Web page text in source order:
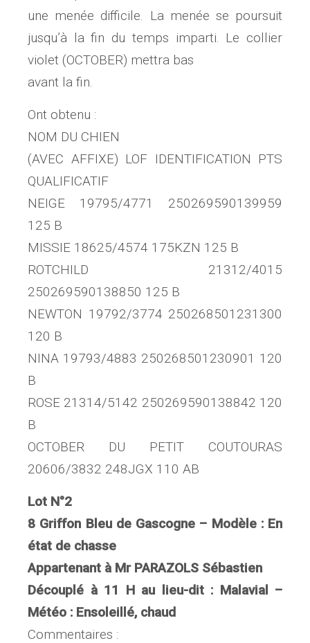
une menée difficile. La menée se poursuit
jusqu’à la fin du temps imparti. Le collier
violet (OCTOBER) mettra bas
avant la fin.
Ont obtenu :
NOM DU CHIEN
(AVEC AFFIXE) LOF IDENTIFICATION PTS
QUALIFICATIF
NEIGE 19795/4771 250269590139959
125 B
MISSIE 18625/4574 175KZN 125 B
ROTCHILD 21312/4015
250269590138850 125 B
NEWTON 19792/3774 250268501231300
120 B
NINA 19793/4883 250268501230901 120
B
ROSE 21314/5142 250269590138842 120
B
OCTOBER DU PETIT COUTOURAS
20606/3832 248JGX 110 AB
Lot N°2
8 Griffon Bleu de Gascogne – Modèle : En
état de chasse
Appartenant à Mr PARAZOLS Sébastien
Découplé à 11 H au lieu-dit : Malavial –
Météo : Ensoleillé, chaud
Commentaires :